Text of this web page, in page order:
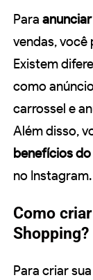
Para
vendas, você
Existem
como
carrossel e
Além disso,
benefícios
no Instagram.
Como
Shopping?
Para criar